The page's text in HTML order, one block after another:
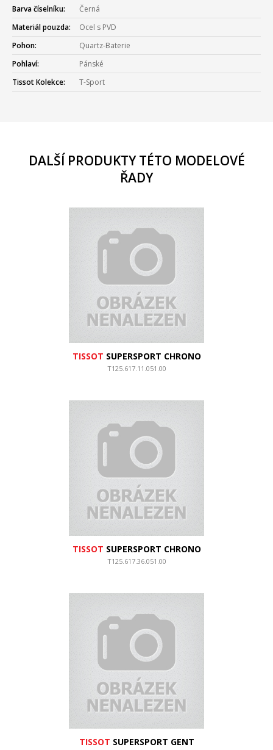
Barva číselníku:
Černá
Materiál pouzda:
Ocel s PVD
Pohon:
Quartz-Baterie
Pohlaví:
Pánské
Tissot Kolekce:
T-Sport
DALŠÍ PRODUKTY TÉTO MODELOVÉ
ŘADY
TISSOT SUPERSPORT CHRONO
T125.617.11.051.00
TISSOT SUPERSPORT CHRONO
T125.617.36.051.00
TISSOT SUPERSPORT GENT